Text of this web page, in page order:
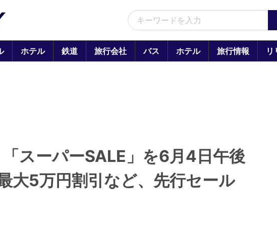
ホテル 鉄道 旅行会社 バス ホテル 旅行情報 リ
スーパーSALE」を6月4日午後
5万円割引など、先行セール